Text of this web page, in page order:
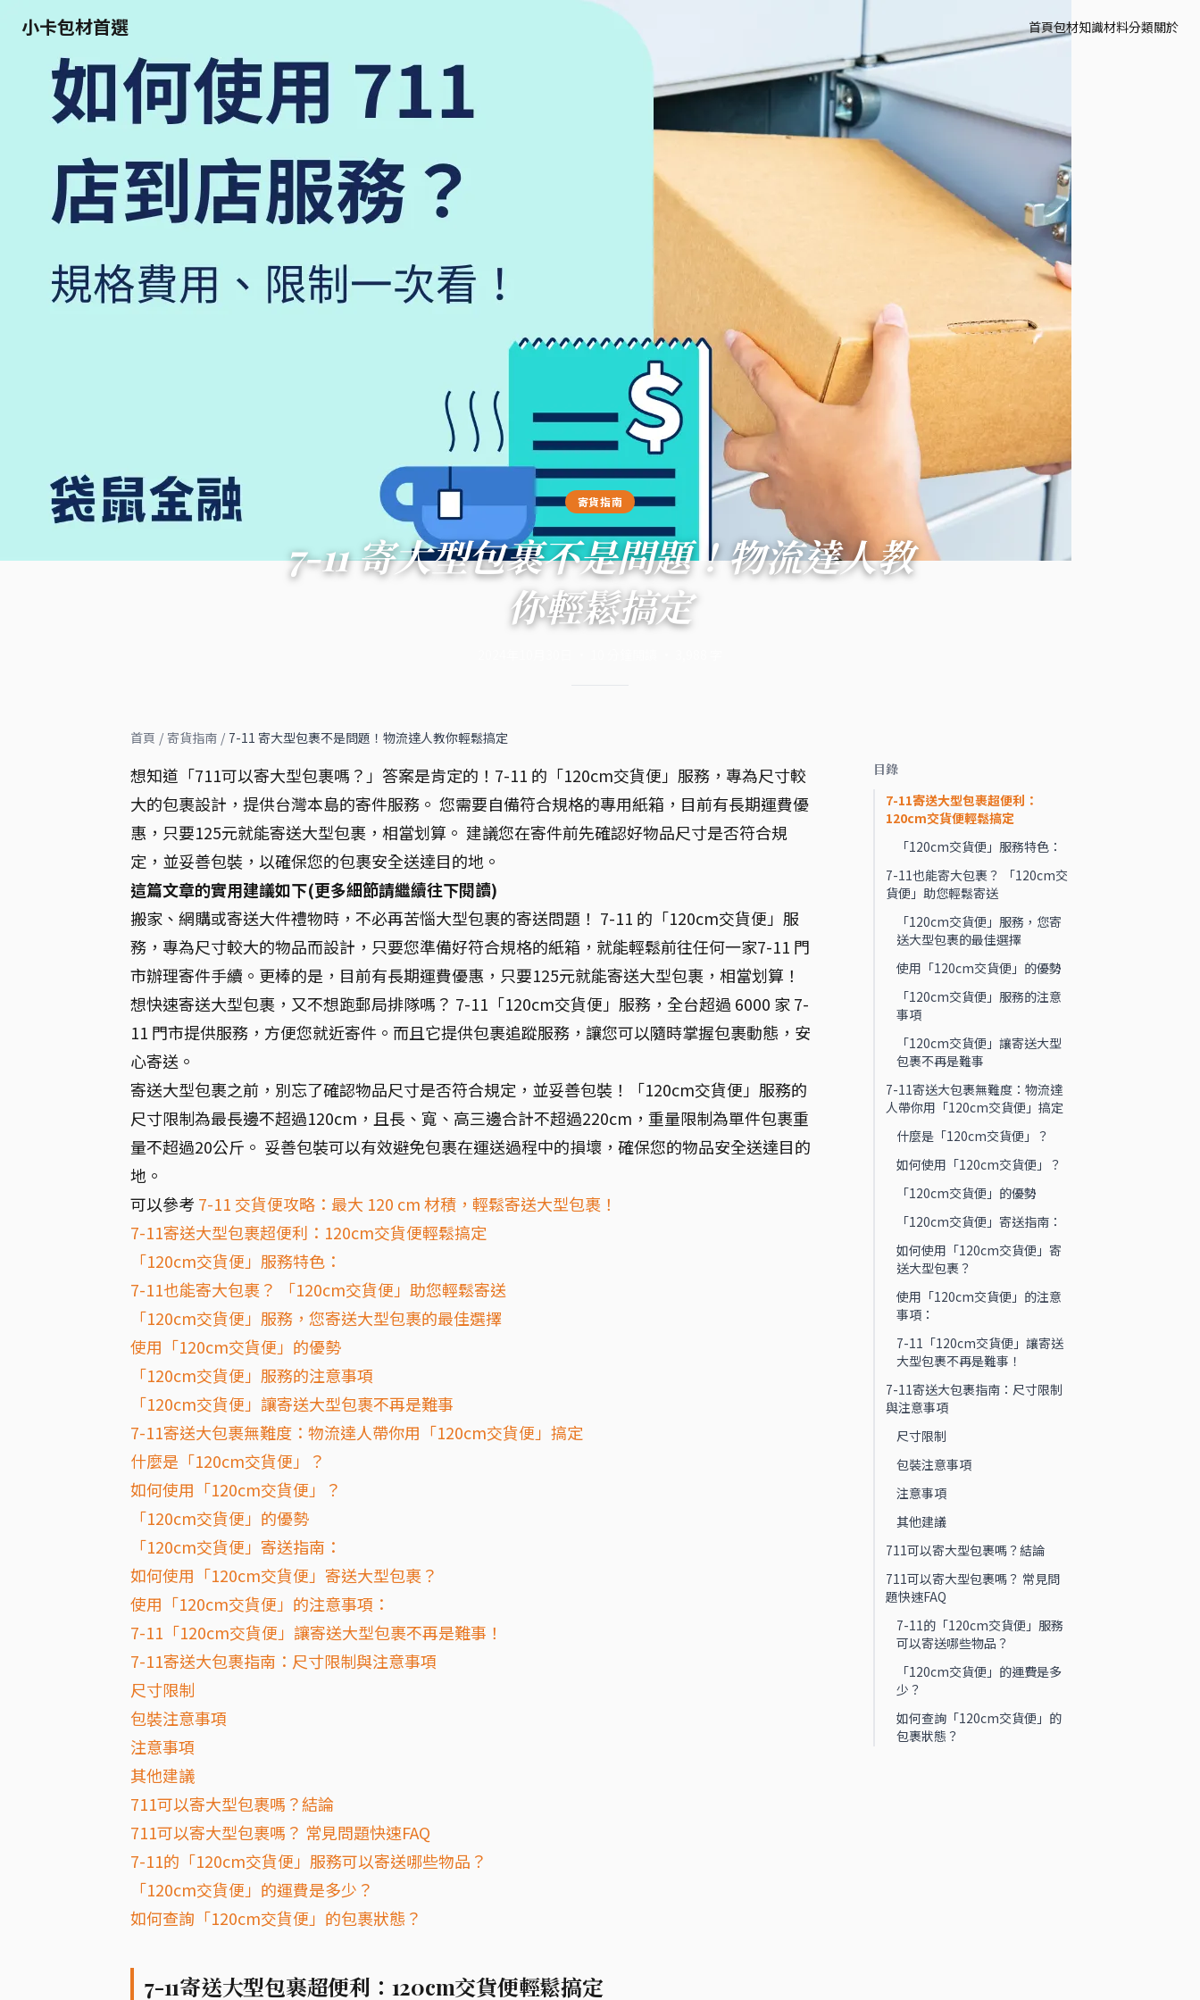
小卡包材首選 首頁包材知識材料分類關於
寄貨指南
7-11 寄大型包裹不是問題！物流達人教
你輕鬆搞定
首頁 / 寄貨指南 / 7-11 寄大型包裹不是問題！物流達人教你輕鬆搞定
想知道「711可以寄大型包裹嗎？」答案是肯定的！7-11 的「120cm交貨便」服務，專為尺寸較
大的包裹設計，提供台灣本島的寄件服務。 您需要自備符合規格的專用紙箱，目前有長期運費優
惠，只要125元就能寄送大型包裹，相當划算。 建議您在寄件前先確認好物品尺寸是否符合規
定，並妥善包裝，以確保您的包裹安全送達目的地。
這篇文章的實用建議如下(更多細節請繼續往下閱讀)
搬家、網購或寄送大件禮物時，不必再苦惱大型包裹的寄送問題！ 7-11 的「120cm交貨便」服
務，專為尺寸較大的物品而設計，只要您準備好符合規格的紙箱，就能輕鬆前往任何一家7-11 門
市辦理寄件手續。更棒的是，目前有長期運費優惠，只要125元就能寄送大型包裹，相當划算！
想快速寄送大型包裹，又不想跑郵局排隊嗎？ 7-11「120cm交貨便」服務，全台超過 6000 家 7-
11 門市提供服務，方便您就近寄件。而且它提供包裹追蹤服務，讓您可以隨時掌握包裹動態，安
心寄送。
寄送大型包裹之前，別忘了確認物品尺寸是否符合規定，並妥善包裝！「120cm交貨便」服務的
尺寸限制為最長邊不超過120cm，且長、寬、高三邊合計不超過220cm，重量限制為單件包裹重
量不超過20公斤。 妥善包裝可以有效避免包裹在運送過程中的損壞，確保您的物品安全送達目的
地。
可以參考 7-11 交貨便攻略：最大 120 cm 材積，輕鬆寄送大型包裹！
7-11寄送大型包裹超便利：120cm交貨便輕鬆搞定
「120cm交貨便」服務特色：
7-11也能寄大包裹？ 「120cm交貨便」助您輕鬆寄送
「120cm交貨便」服務，您寄送大型包裹的最佳選擇
使用「120cm交貨便」的優勢
「120cm交貨便」服務的注意事項
「120cm交貨便」讓寄送大型包裹不再是難事
7-11寄送大包裹無難度：物流達人帶你用「120cm交貨便」搞定
什麼是「120cm交貨便」？
如何使用「120cm交貨便」？
「120cm交貨便」的優勢
「120cm交貨便」寄送指南：
如何使用「120cm交貨便」寄送大型包裹？
使用「120cm交貨便」的注意事項：
7-11「120cm交貨便」讓寄送大型包裹不再是難事！
7-11寄送大包裹指南：尺寸限制與注意事項
尺寸限制
包裝注意事項
注意事項
其他建議
711可以寄大型包裹嗎？結論
711可以寄大型包裹嗎？ 常見問題快速FAQ
7-11的「120cm交貨便」服務可以寄送哪些物品？
「120cm交貨便」的運費是多少？
如何查詢「120cm交貨便」的包裹狀態？
7-11寄送大型包裹超便利：120cm交貨便輕鬆搞定
目錄
7-11寄送大型包裹超便利：
120cm交貨便輕鬆搞定
「120cm交貨便」服務特色：
7-11也能寄大包裹？ 「120cm交
貨便」助您輕鬆寄送
「120cm交貨便」服務，您寄
送大型包裹的最佳選擇
使用「120cm交貨便」的優勢
「120cm交貨便」服務的注意
事項
「120cm交貨便」讓寄送大型
包裹不再是難事
7-11寄送大包裹無難度：物流達
人帶你用「120cm交貨便」搞定
什麼是「120cm交貨便」？
如何使用「120cm交貨便」？
「120cm交貨便」的優勢
「120cm交貨便」寄送指南：
如何使用「120cm交貨便」寄
送大型包裹？
使用「120cm交貨便」的注意
事項：
7-11「120cm交貨便」讓寄送
大型包裹不再是難事！
7-11寄送大包裹指南：尺寸限制
與注意事項
尺寸限制
包裝注意事項
注意事項
其他建議
711可以寄大型包裹嗎？結論
711可以寄大型包裹嗎？ 常見問
題快速FAQ
7-11的「120cm交貨便」服務
可以寄送哪些物品？
「120cm交貨便」的運費是多
少？
如何查詢「120cm交貨便」的
包裹狀態？